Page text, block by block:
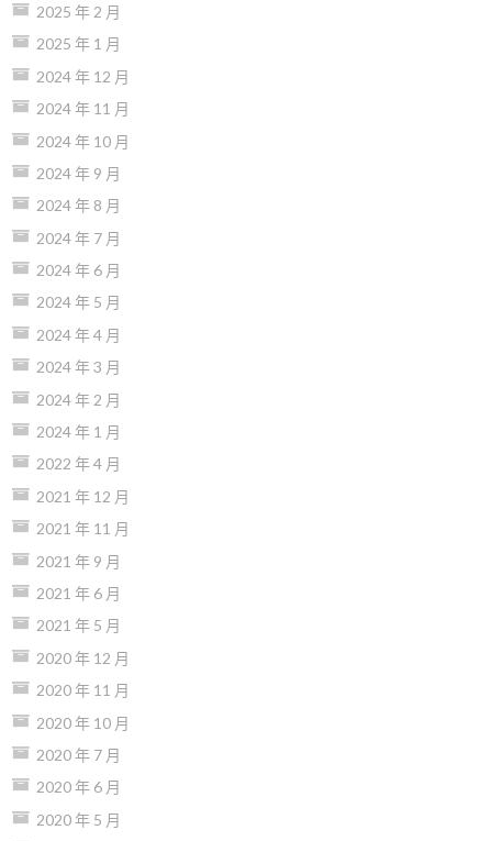
2025 年 2 月
2025 年 1 月
2024 年 12 月
2024 年 11 月
2024 年 10 月
2024 年 9 月
2024 年 8 月
2024 年 7 月
2024 年 6 月
2024 年 5 月
2024 年 4 月
2024 年 3 月
2024 年 2 月
2024 年 1 月
2022 年 4 月
2021 年 12 月
2021 年 11 月
2021 年 9 月
2021 年 6 月
2021 年 5 月
2020 年 12 月
2020 年 11 月
2020 年 10 月
2020 年 7 月
2020 年 6 月
2020 年 5 月